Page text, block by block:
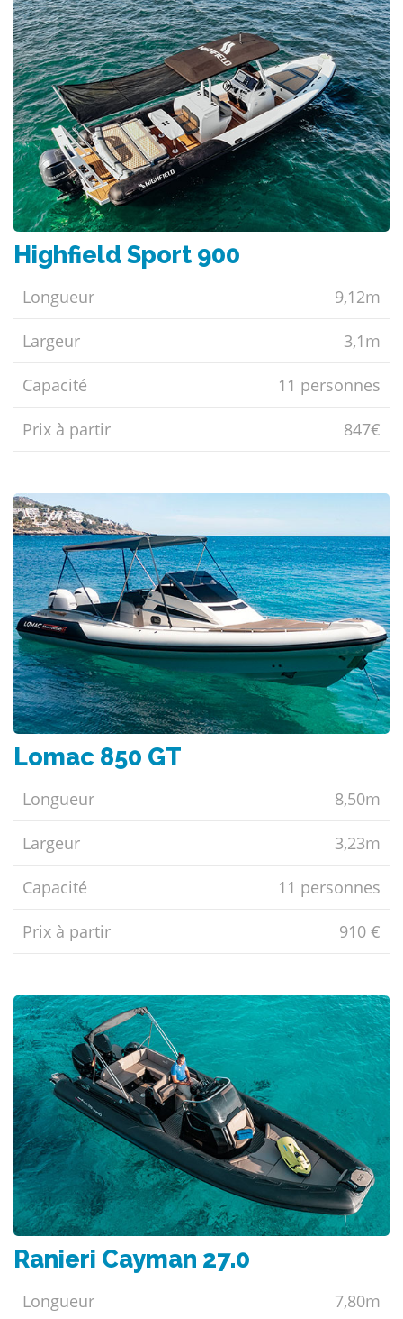
Highfield Sport 900
Longueur 9,12m
Largeur 3,1m
Capacité 11 personnes
Prix ​​à partir 847€
Lomac 850 GT
Longueur 8,50m
Largeur 3,23m
Capacité 11 personnes
Prix ​​à partir 910 €
Ranieri Cayman 27.0
Longueur 7,80m